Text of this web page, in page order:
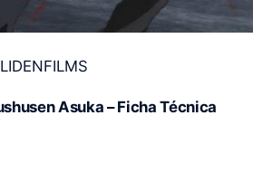
Asuka – Ficha Técnica